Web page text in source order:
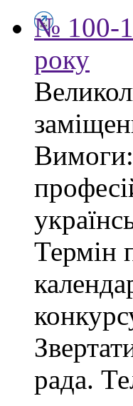
№ 100-
року
Вимоги:
Термін
рада.